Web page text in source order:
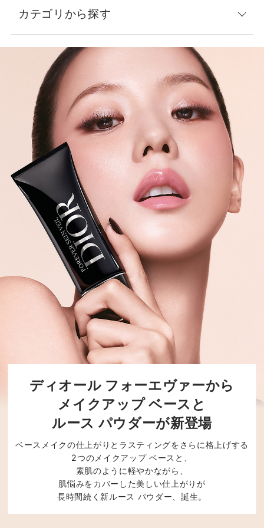
カテゴリから探す
ディオール フォーエヴァーから
メイクアップ ベースと
ルース パウダーが新登場
ベースメイクの仕上がりとラスティングをさらに格上げする
2つのメイクアップ ベースと、
素肌のように軽やかながら、
肌悩みをカバーした美しい仕上がりが
長時間続く新ルース パウダー、誕生。